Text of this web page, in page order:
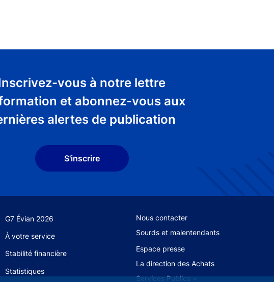
vous à notre lettre
et abonnez-vous aux
alertes de publication
S'inscrire
G7 Évian 2026
À votre service
Stabilité financière
Statistiques
Footer secondary menu
Nous contacter
Sourds et malentendants
Espace presse
La direction des Achats
Services Publics +